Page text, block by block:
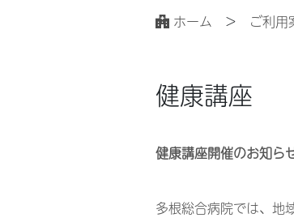
ホーム ご利用
健康講座
健康講座開催のお知ら
多根総合病院では、地